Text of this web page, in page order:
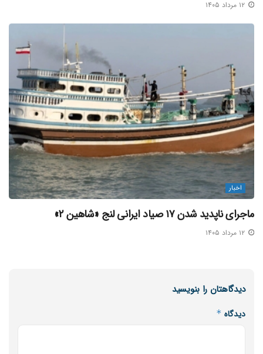
اخبار
ماجرای ناپدید شدن ۱۷ صیاد ایرانی لنج «شاهین ۲»
دیدگاهتان را بنویسید
دیدگاه *